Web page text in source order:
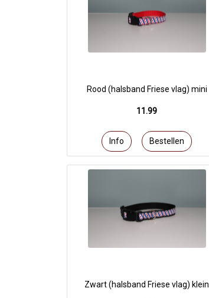
Rood (halsband Friese vlag) mini
11.99
Zwart (halsband Friese vlag) klein